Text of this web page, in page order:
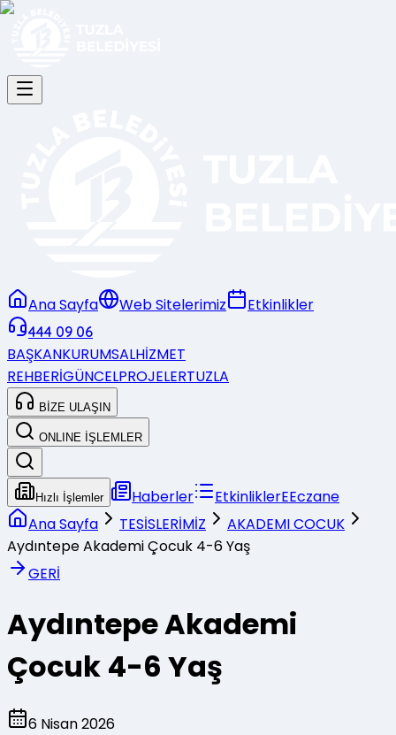
Ana Sayfa Web Sitelerimiz Etkinlikler
444 09 06
BAŞKANKURUMSALHİZMET
REHBERİGÜNCELPROJELERTUZLA
BİZE ULAŞIN
ONLINE İŞLEMLER
Hızlı İşlemler Haberler EtkinliklerEEczane
Ana Sayfa
TESİSLERİMİZ
AKADEMI COCUK
Aydıntepe Akademi Çocuk 4-6 Yaş
GERİ
Aydıntepe Akademi
Çocuk 4-6 Yaş
6 Nisan2026